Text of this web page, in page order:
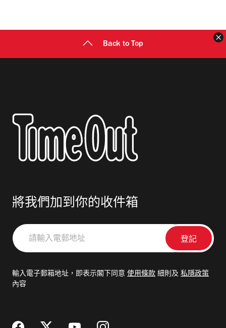
Back to Top
將我們加到你的收件箱
請
輸
郵
輸入電子郵箱地址，即表示閣下同意 使用條款 細則及 私隱政策
內容